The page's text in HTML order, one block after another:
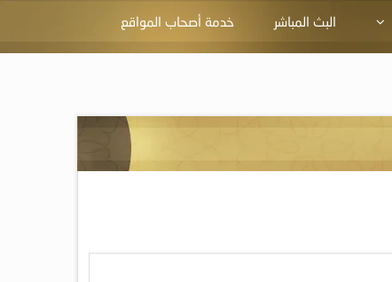
البث المباشر خدمة أصحاب المواقع